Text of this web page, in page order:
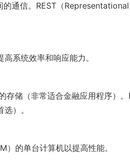
的通信。REST（
系统效率和响应能力。
存储（非常适合金融应用程序）
）。
）的单台计算机以提高性能。